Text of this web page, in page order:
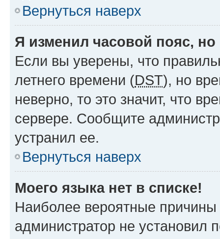
Вернуться наверх
Я изменил часовой пояс,
Если вы уверены, что
летнего времени (DST), но
неверно, то это значит, что
сервере. Сообщите
устранил ее.
Вернуться наверх
Моего языка нет в списке!
Наиболее вероятные причины
администратор не установил